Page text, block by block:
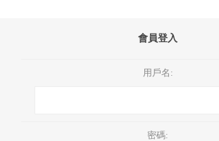
會員登入
用戶名:
密碼: